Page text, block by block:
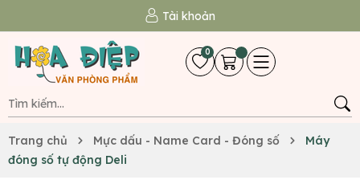
Tài khoản
0
Trang chủ Mực dấu - Name Card - Đóng số
Máy
đóng số tự động Deli